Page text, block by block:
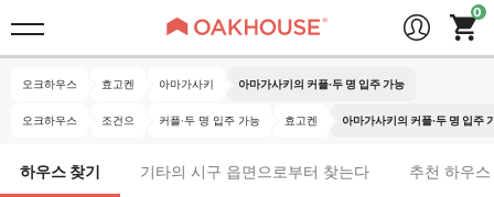
오크하우스 효고켄 아마가사키 아마가사키의 커플·두 명 입주 가능
오크하우스 조건으 커플·두 명 입주 가능 효고켄 아마가사키의 커플·두 명 입주
하우스 찾기 기타의 시구 읍면으로부터 찾는다 추천 하우스